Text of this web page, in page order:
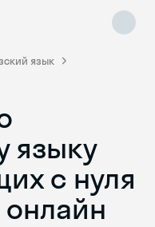
язык
языку
с нуля